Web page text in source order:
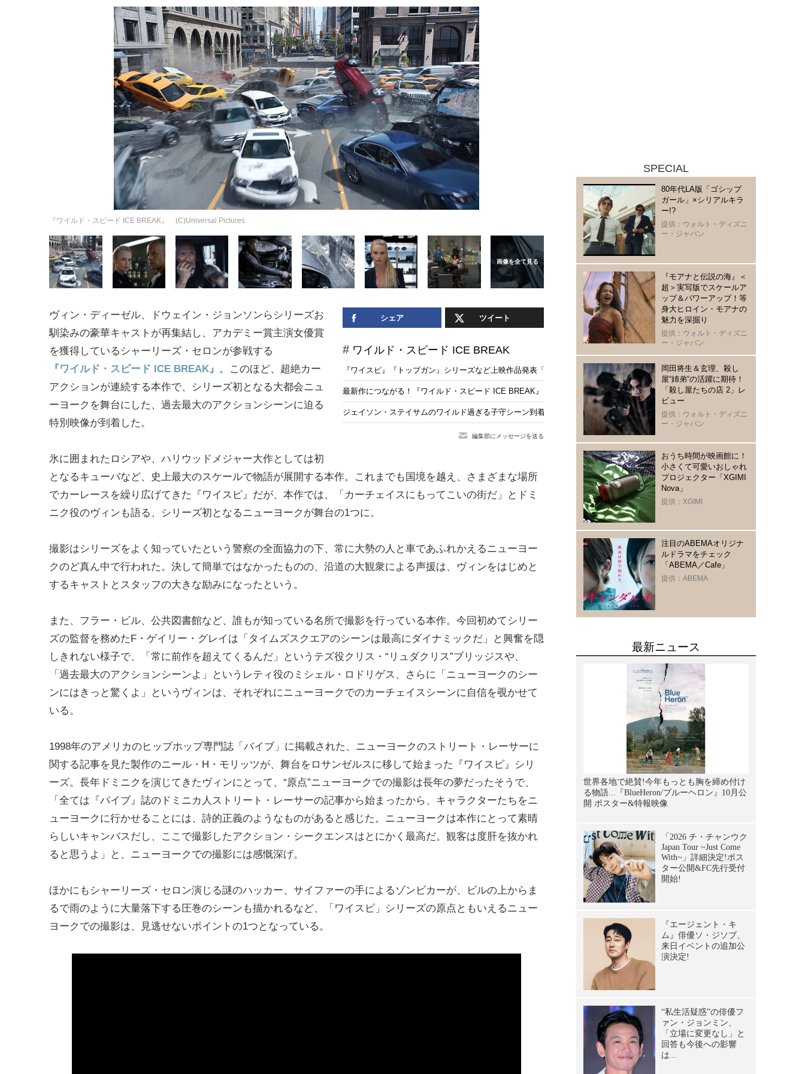
『ワイルド・スピード ICE BREAK』 (C)Universal Pictures
シェア ツイート
ワイルド・スピード ICE BREAK
『ワイスピ』『トップガン』シリーズなど上映作品発表「SEASIDE CINEMA 2024」
最新作につながる！『ワイルド・スピード ICE BREAK』を楽しむ5つのポイント
ジェイソン・ステイサムのワイルド過ぎる子守シーン到着！『ワイルド・スピード ICE BREAK』
編集部にメッセージを送る
ヴィン・ディーゼル、ドウェイン・ジョンソンらシリーズお
馴染みの豪華キャストが再集結し、アカデミー賞主演女優賞
を獲得しているシャーリーズ・セロンが参戦する
『ワイルド・スピード ICE BREAK』 。このほど、超絶カー
アクションが連続する本作で、シリーズ初となる大都会ニュ
ーヨークを舞台にした、過去最大のアクションシーンに迫る
特別映像が到着した。
氷に囲まれたロシアや、ハリウッドメジャー大作としては初
となるキューバなど、史上最大のスケールで物語が展開する本作。これまでも国境を越え、さまざまな場所
でカーレースを繰り広げてきた『ワイスピ』だが、本作では、「カーチェイスにもってこいの街だ」とドミ
ニク役のヴィンも語る、シリーズ初となるニューヨークが舞台の1つに。
撮影はシリーズをよく知っていたという警察の全面協力の下、常に大勢の人と車であふれかえるニューヨー
クのど真ん中で行われた。決して簡単ではなかったものの、沿道の大観衆による声援は、ヴィンをはじめと
するキャストとスタッフの大きな励みになったという。
また、フラー・ビル、公共図書館など、誰もが知っている名所で撮影を行っている本作。今回初めてシリー
ズの監督を務めたF・ゲイリー・グレイは「タイムズスクエアのシーンは最高にダイナミックだ」と興奮を隠
しきれない様子で、「常に前作を超えてくるんだ」というテズ役クリス・“リュダクリス”ブリッジスや、
「過去最大のアクションシーンよ」というレティ役のミシェル・ロドリゲス、さらに「ニューヨークのシー
ンにはきっと驚くよ」というヴィンは、それぞれにニューヨークでのカーチェイスシーンに自信を覗かせて
いる。
1998年のアメリカのヒップホップ専門誌「バイブ」に掲載された、ニューヨークのストリート・レーサーに
関する記事を見た製作のニール・H・モリッツが、舞台をロサンゼルスに移して始まった『ワイスピ』シリ
ーズ。長年ドミニクを演じてきたヴィンにとって、“原点”ニューヨークでの撮影は長年の夢だったそうで、
「全ては『バイブ』誌のドミニカ人ストリート・レーサーの記事から始まったから、キャラクターたちをニ
ューヨークに行かせることには、詩的正義のようなものがあると感じた。ニューヨークは本作にとって素晴
らしいキャンバスだし、ここで撮影したアクション・シークエンスはとにかく最高だ。観客は度肝を抜かれ
ると思うよ」と、ニューヨークでの撮影には感慨深げ。
ほかにもシャーリーズ・セロン演じる謎のハッカー、サイファーの手によるゾンビカーが、ビルの上からま
るで雨のように大量落下する圧巻のシーンも描かれるなど、「ワイスピ」シリーズの原点ともいえるニュー
ヨークでの撮影は、見逃せないポイントの1つとなっている。
SPECIAL
80年代LA版「ゴシップ
ガール」×シリアルキラ
ー!?
提供：ウォルト・ディズニ
ー・ジャパン
『モアナと伝説の海』＜
超＞実写版でスケールア
ップ＆パワーアップ！等
身大ヒロイン・モアナの
魅力を深掘り
提供：ウォルト・ディズニ
ー・ジャパン
岡田将生＆玄理、殺し
屋“姉弟“の活躍に期待！
「殺し屋たちの店 2」レ
ビュー
提供：ウォルト・ディズニ
ー・ジャパン
おうち時間が映画館に！
小さくて可愛いおしゃれ
プロジェクター「XGIMI
Nova」
提供：XGIMI
注目のABEMAオリジナ
ルドラマをチェック
「ABEMA／Cafe」
提供：ABEMA